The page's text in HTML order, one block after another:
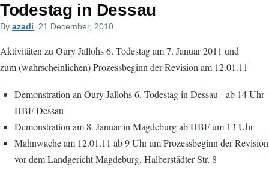
Todestag in Dessau
By azadi , 21 December, 2010
Aktivitäten zu Oury Jallohs 6. Todestag am 7. Januar 2011 und
zum (wahrscheinlichen) Prozessbeginn der Revision am 12.01.11
Demonstration an Oury Jallohs 6. Todestag in Dessau - ab 14 Uhr
HBF Dessau
Demonstration am 8. Januar in Magdeburg ab HBF um 13 Uhr
Mahnwache am 12.01.11 ab 9 Uhr am Prozessbeginn der Revision
vor dem Landgericht Magdeburg, Halberstädter Str. 8